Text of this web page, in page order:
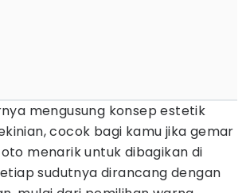
mengusung konsep estetik
cocok bagi kamu jika gemar
menarik untuk dibagikan di
sudutnya dirancang dengan